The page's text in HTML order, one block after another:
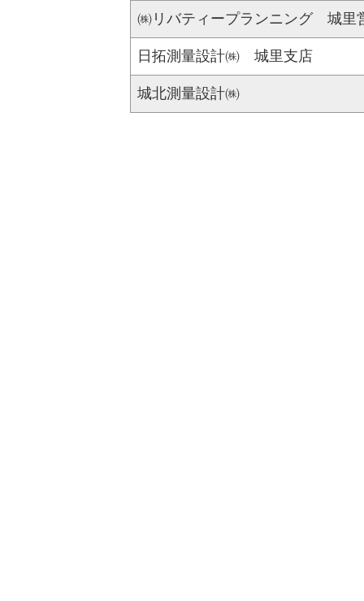
㈱リバティープランニング 城里
日拓測量設計㈱ 城里支店
城北測量設計㈱